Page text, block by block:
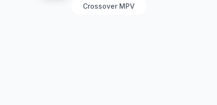
Crossover MPV